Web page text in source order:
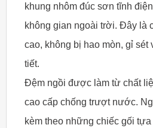
khung nhôm đúc sơn tĩnh
không gian ngoài trời. Đây là
cao, không bị hao mòn, gỉ
tiết.
Đệm ngồi được làm từ chất
cao cấp chống trượt nước.
kèm theo những chiếc gối